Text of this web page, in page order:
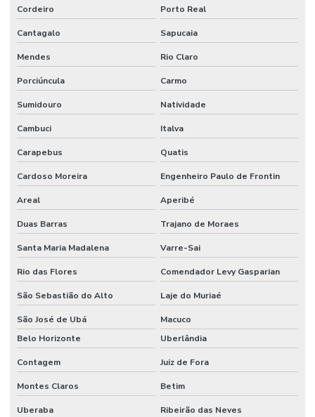
Cordeiro Porto Real
Cantagalo Sapucaia
Mendes Rio Claro
Porciúncula Carmo
Sumidouro Natividade
Cambuci Italva
Carapebus Quatis
Cardoso Moreira Engenheiro Paulo de Frontin
Areal Aperibé
Duas Barras Trajano de Moraes
Santa Maria Madalena Varre-Sai
Rio das Flores Comendador Levy Gasparian
São Sebastião do Alto Laje do Muriaé
São José de Ubá
Macuco
Belo Horizonte
Uberlândia
Contagem Juiz de Fora
Montes Claros Betim
Uberaba Ribeirão das Neves